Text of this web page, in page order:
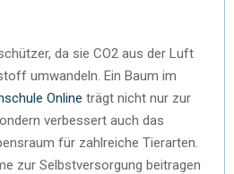
da sie CO2 aus der Luft
umwandeln. Ein Baum im
Online trägt nicht nur zur
verbessert auch das
für zahlreiche Tierarten.
zur Selbstversorgung beitragen